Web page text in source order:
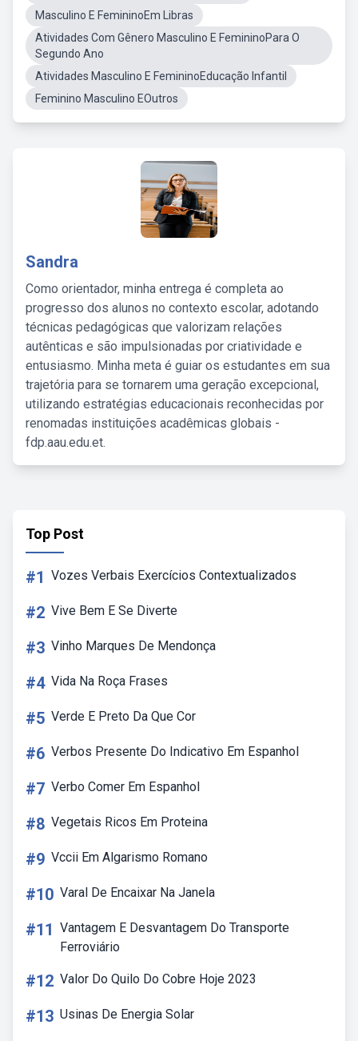
Masculino E FemininoEm Libras
Atividades Com Gênero Masculino E FemininoPara O
Segundo Ano
Atividades Masculino E FemininoEducação Infantil
Feminino Masculino EOutros
Sandra
Como orientador, minha entrega é completa ao
progresso dos alunos no contexto escolar, adotando
técnicas pedagógicas que valorizam relações
autênticas e são impulsionadas por criatividade e
entusiasmo. Minha meta é guiar os estudantes em sua
trajetória para se tornarem uma geração excepcional,
utilizando estratégias educacionais reconhecidas por
renomadas instituições acadêmicas globais -
fdp.aau.edu.et.
Top Post
#1 Vozes Verbais Exercícios Contextualizados
#2 Vive Bem E Se Diverte
#3 Vinho Marques De Mendonça
#4 Vida Na Roça Frases
#5 Verde E Preto Da Que Cor
#6 Verbos Presente Do Indicativo Em Espanhol
#7 Verbo Comer Em Espanhol
#8 Vegetais Ricos Em Proteina
#9 Vccii Em Algarismo Romano
#10 Varal De Encaixar Na Janela
#11 Vantagem E Desvantagem Do Transporte
Ferroviário
#12 Valor Do Quilo Do Cobre Hoje 2023
#13 Usinas De Energia Solar